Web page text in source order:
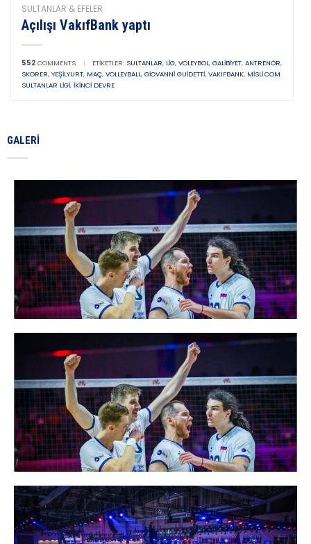
SULTANLAR & EFELER
Açılışı VakıfBank yaptı
552 COMMENTS | ETIKETLER: SULTANLAR, LIG, VOLEYBOL, GALIBIYET, ANTRENÖR,
SKORER, YEŞILYURT, MAÇ, VOLLEYBALL, GIOVANNI GUIDETTI, VAKIFBANK, MISLI.COM
SULTANLAR LIGI, IKINCI DEVRE
GALERI